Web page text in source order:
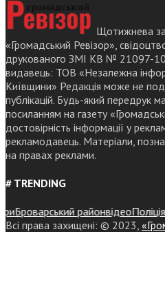
Щотижнева
«Громадський Ревізор»,
друкованого ЗМІ КВ № 21097-
видавець: ТОВ «Незалежна
Київщини» Редакція може не
публікацій. Будь-який передрук
посиланням на газету
достовірність інформації у
рекламодавець. Матеріали,
на правах реклами.
# TRENDING
районвідеоПоліція
Всі права захищені: © 2023,